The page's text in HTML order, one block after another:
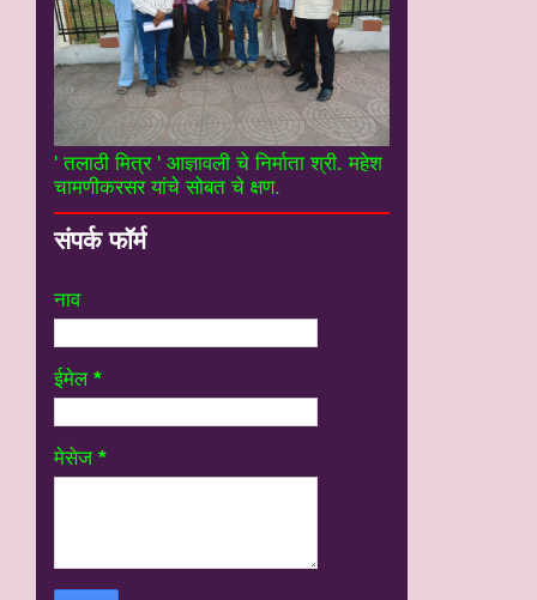
' तलाठी मित्र ' आज्ञावली चे निर्माता श्री. महेश
चामणीकरसर यांचे सोबत चे क्षण.
संपर्क फॉर्म
नाव
ईमेल *
मेसेज *